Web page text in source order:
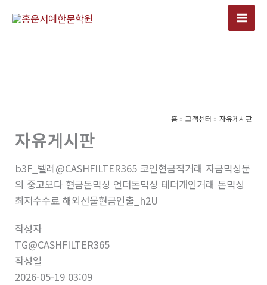
홈 고객센터 자유게시판
자유게시판
b3F_텔레@CASHFILTER365 코인현금직거래 자금믹싱문
의 중고오다 현금돈믹싱 언더돈믹싱 테더개인거래 돈믹싱
최저수수료 해외선물현금인출_h2U
작성자
TG@CASHFILTER365
작성일
2026-05-19 03:09